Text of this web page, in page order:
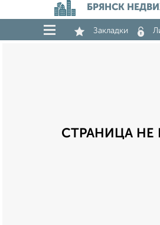
БРЯНСК
Закладки
СТРАНИЦА НЕ